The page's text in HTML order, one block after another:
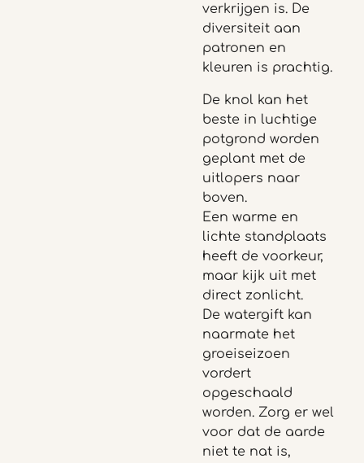
verkrijgen is. De
diversiteit aan
patronen en
kleuren is prachtig.
De knol kan het
beste in luchtige
potgrond worden
geplant met de
uitlopers naar
boven.
Een warme en
lichte standplaats
heeft de voorkeur,
maar kijk uit met
direct zonlicht.
De watergift kan
naarmate het
groeiseizoen
vordert
opgeschaald
worden. Zorg er wel
voor dat de aarde
niet te nat is,